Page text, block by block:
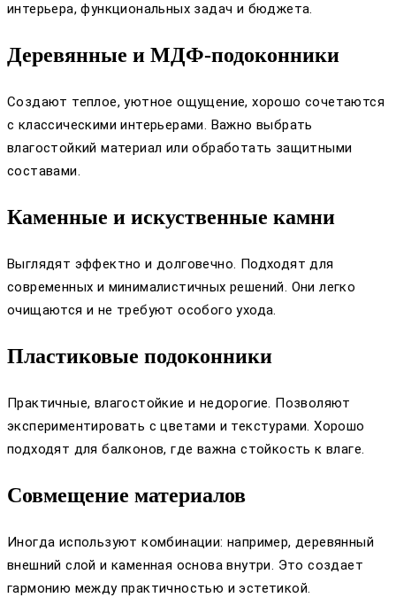
интерьера, функциональных задач и бюджета.
Деревянные и МДФ-подоконники
Создают теплое, уютное ощущение, хорошо сочетаются
с классическими интерьерами. Важно выбрать
влагостойкий материал или обработать защитными
составами.
Каменные и искуственные камни
Выглядят эффектно и долговечно. Подходят для
современных и минималистичных решений. Они легко
очищаются и не требуют особого ухода.
Пластиковые подоконники
Практичные, влагостойкие и недорогие. Позволяют
экспериментировать с цветами и текстурами. Хорошо
подходят для балконов, где важна стойкость к влаге.
Совмещение материалов
Иногда используют комбинации: например, деревянный
внешний слой и каменная основа внутри. Это создает
гармонию между практичностью и эстетикой.